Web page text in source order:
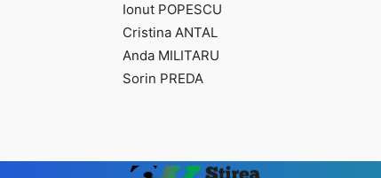
Ionut POPESCU
Cristina ANTAL
Anda MILITARU
Sorin PREDA